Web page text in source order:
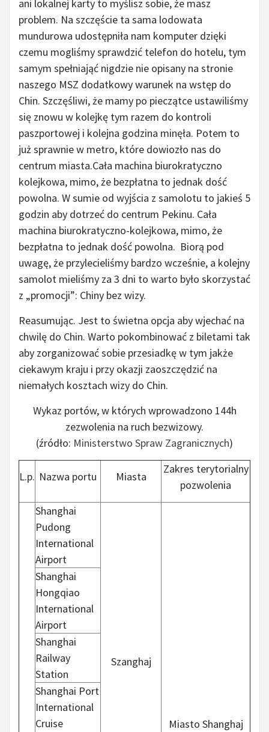
ani lokalnej karty to myślisz sobie, że masz
problem. Na szczęście ta sama lodowata
mundurowa udostępniła nam komputer dzięki
czemu mogliśmy sprawdzić telefon do hotelu, tym
samym spełniająć nigdzie nie opisany na stronie
naszego MSZ dodatkowy warunek na wstęp do
Chin. Szczęśliwi, że mamy po pieczątce ustawiliśmy
się znowu w kolejkę tym razem do kontroli
paszportowej i kolejna godzina minęła. Potem to
już sprawnie w metro, które dowiozło nas do
centrum miasta.Cała machina biurokratyczno
kolejkowa, mimo, że bezpłatna to jednak dość
powolna. W sumie od wyjścia z samolotu to jakieś 5
godzin aby dotrzeć do centrum Pekinu. Cała
machina biurokratyczno-kolejkowa, mimo, że
bezpłatna to jednak dość powolna. Biorą pod
uwagę, że przylecieliśmy bardzo wcześnie, a kolejny
samolot mieliśmy za 3 dni to warto było skorzystać
z „promocji”: Chiny bez wizy.
Reasumując. Jest to świetna opcja aby wjechać na
chwilę do Chin. Warto pokombinować z biletami tak
aby zorganizować sobie przesiadkę w tym jakże
ciekawym kraju i przy okazji zaoszczędzić na
niemałych kosztach wizy do Chin.
Wykaz portów, w których wprowadzono 144h
zezwolenia na ruch bezwizowy.
(źródło: Ministerstwo Spraw Zagranicznych)
L.p. Nazwa portu Miasta
Zakres terytorialny
pozwolenia
Shanghai
Pudong
International
Airport
Szanghaj
Miasto Shanghaj
Shanghai
Hongqiao
International
Airport
Shanghai
Railway
Station
Shanghai Port
International
Cruise